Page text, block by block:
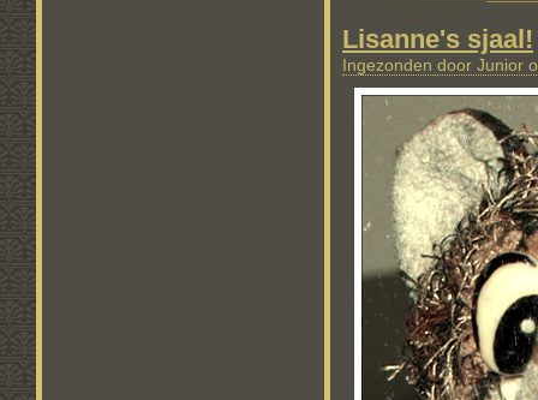
Lisanne's sjaal!
Ingezonden door Junior